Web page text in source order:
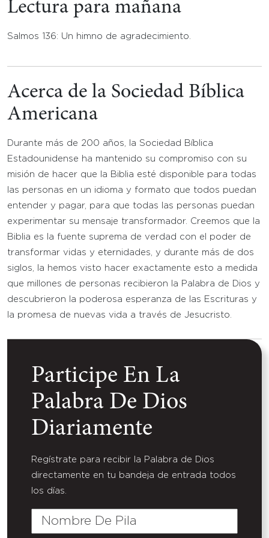
Lectura para mañana
Salmos 136: Un himno de agradecimiento.
Acerca de la Sociedad Bíblica
Americana
Durante más de 200 años, la Sociedad Bíblica
Estadounidense ha mantenido su compromiso con su
misión de hacer que la Biblia esté disponible para todas
las personas en un idioma y formato que todos puedan
entender y pagar, para que todas las personas puedan
experimentar su mensaje transformador. Creemos que la
Biblia es la fuente suprema de verdad con el poder de
transformar vidas y eternidades, y durante más de dos
siglos, la hemos visto hacer exactamente esto a medida
que millones de personas recibieron la Palabra de Dios y
descubrieron la poderosa esperanza de las Escrituras y
la promesa de nuevas vida a través de Jesucristo.
Participe En La
Palabra De Dios
Diariamente
Regístrate para recibir la Palabra de Dios
directamente en tu bandeja de entrada todos
los días.
Nombre